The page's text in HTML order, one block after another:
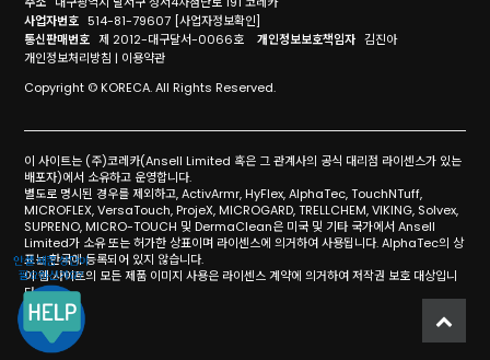
사업자번호 514-81-79607 [사업자정보확인]
통신판매번호 제 2012-대구달서-0066호개인정보보호책임자 김진아
개인정보처리방침 | 이용약관
Copyright © KORECA. All Rights Reserved.
이 사이트는 (주)코레카(Ansell Limited 혹은 그 관계사의 공식 대리점 라이센스가 있는
배포자)에서 소유하고 운영합니다.
별도로 명시된 경우를 제외하고, ActivArmr, HyFlex, AlphaTec, TouchNTuff,
MICROFLEX, VersaTouch, ProjeX, MICROGARD, TRELLCHEM, VIKING, Solvex,
SUPRENO, MICRO-TOUCH 및 DermaClean은 미국 및 기타 국가에서 Ansell
Limited가 소유 또는 허가한 상표이며 라이센스에 의거하여 사용됩니다. AlphaTec의 상
표는 한국에 등록되어 있지 않습니다.
이 웹 사이트의 모든 제품 이미지 사용은 라이센스 계약에 의거하여 저작권 보호 대상입니
다.